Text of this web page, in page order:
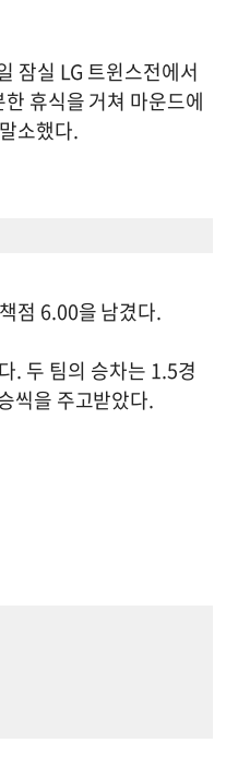
잠실 LG 트윈스전에서
휴식을 거쳐 마운드에
소했다.
점 6.00을 남겼다.
. 두 팀의 승차는 1.5경
씩을 주고받았다.